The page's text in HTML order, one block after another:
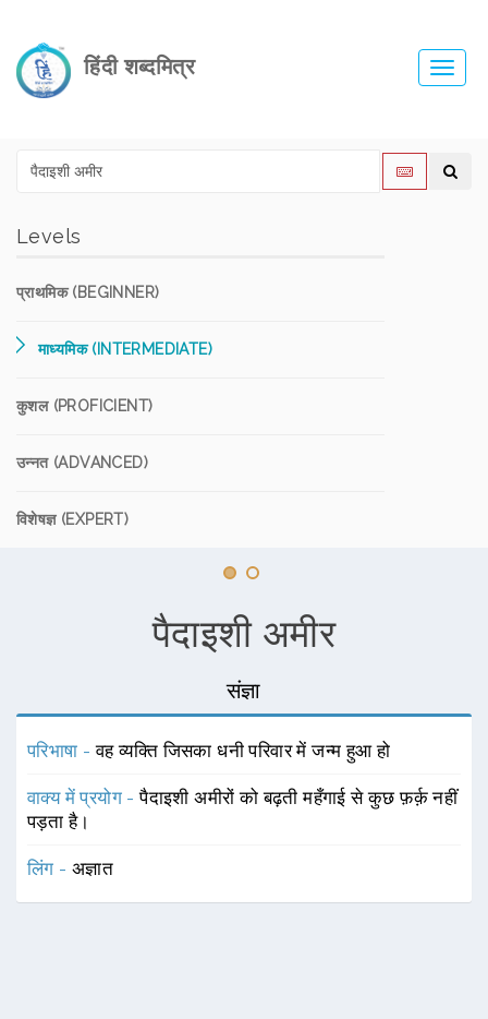
हिंदी शब्दमित्र
Levels
प्राथमिक (BEGINNER)
माध्यमिक (INTERMEDIATE)
कुशल (PROFICIENT)
उन्नत (ADVANCED)
विशेषज्ञ (EXPERT)
पैदाइशी अमीर
संज्ञा
परिभाषा -वह व्यक्ति जिसका धनी परिवार में जन्म हुआ हो
वाक्य में प्रयोग -पैदाइशी अमीरों को बढ़ती महँगाई से कुछ फ़र्क़ नहीं
पड़ता है।
लिंग - अज्ञात